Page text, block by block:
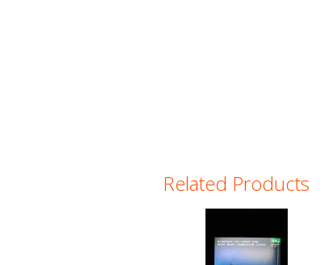
Related Products